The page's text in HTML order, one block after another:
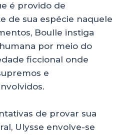
é provido de
de sua espécie naquele
Boulle instiga
por meio do
ficcional onde
e
de provar sua
Ulysse envolve-se